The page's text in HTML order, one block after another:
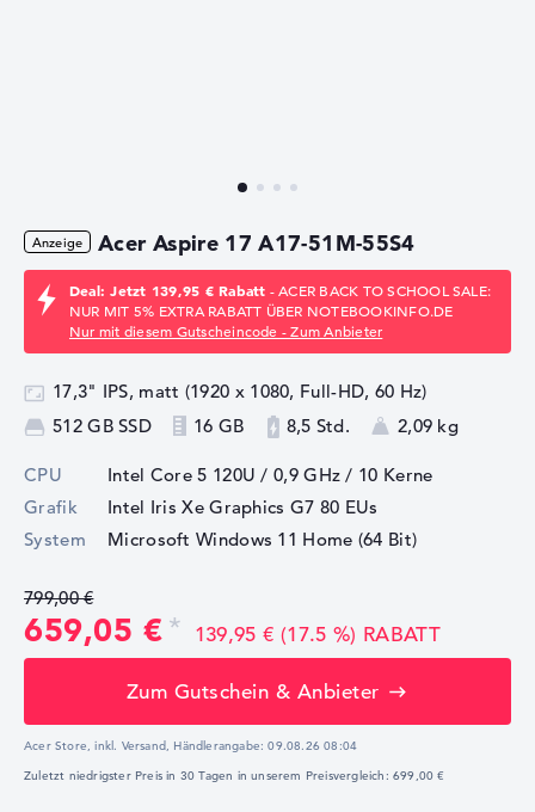
Acer Aspire 17 A17-51M-55S4
Deal: Jetzt 139,95 € Rabatt - ACER BACK TO SCHOOL SALE:
NUR MIT 5% EXTRA RABATT ÜBER NOTEBOOKINFO.DE
Nur mit diesem Gutscheincode - Zum Anbieter
17,3" IPS, matt (1920 x 1080, Full-HD, 60 Hz)
512 GB SSD
16 GB 8,5 Std. 2,09 kg
CPU Intel Core 5 120U / 0,9 GHz / 10 Kerne
Grafik
Intel Iris Xe Graphics G7 80 EUs
System
Microsoft Windows 11 Home (64 Bit)
799,00 €
659,05 € 139,95 € (17.5 %) RABATT
Zum Gutschein & Anbieter
Acer Store, inkl. Versand, Händlerangabe:09.08.26 08:04
Zuletzt niedrigster Preis in 30 Tagen in unserem Preisvergleich: 699,00 €